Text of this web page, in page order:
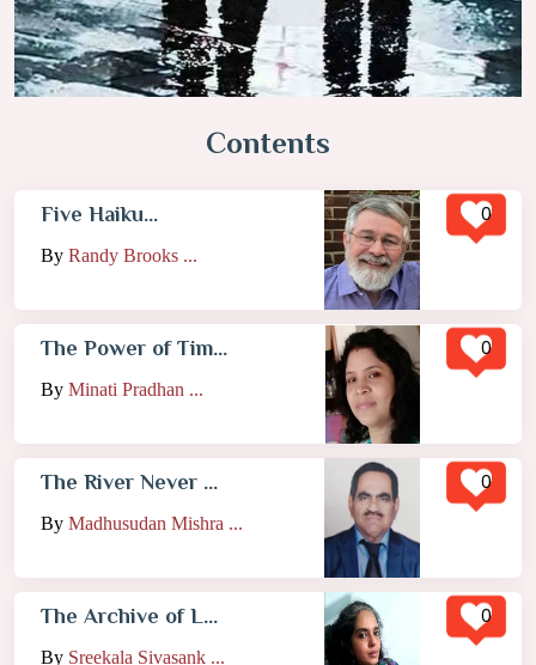
Contents
Five Haiku...
By Randy Brooks ...
0
The Power of Tim...
By Minati Pradhan ...
0
The River Never ...
By Madhusudan Mishra ...
0
The Archive of L...
By Sreekala Sivasank ...
0